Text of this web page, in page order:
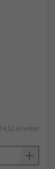
16,52 kr/enhet